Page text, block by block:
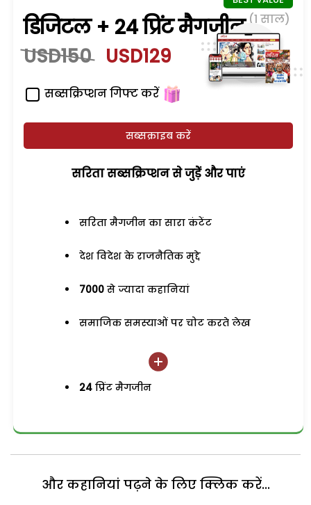
डिजिटल + 24 प्रिंट मैगजीन (1 साल)
USD150 USD129
सब्सक्रिप्शन गिफ्ट करें
सब्सक्राइब करें
सरिता सब्सक्रिप्शन से जुड़ेें और पाएं
सरिता मैगजीन का सारा कंटेंट
देश विदेश के राजनैतिक मुद्दे
7000 से ज्यादा कहानियां
समाजिक समस्याओं पर चोट करते लेख
24 प्रिंट मैगजीन
और कहानियां पढ़ने के लिए क्लिक करें...